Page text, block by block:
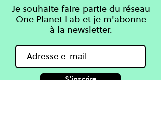
Je souhaite faire partie du réseau
One Planet Lab et je m'abonne
à la newsletter.
S'inscrire